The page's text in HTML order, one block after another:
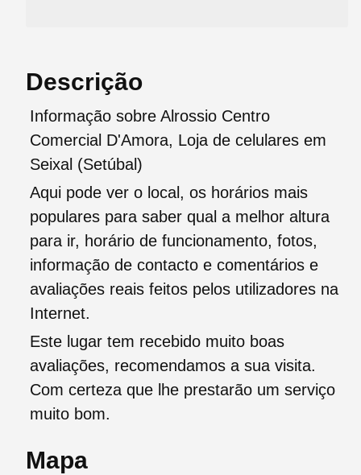
Descrição
Informação sobre Alrossio Centro
Comercial D'Amora, Loja de celulares em
Seixal (Setúbal)
Aqui pode ver o local, os horários mais
populares para saber qual a melhor altura
para ir, horário de funcionamento, fotos,
informação de contacto e comentários e
avaliações reais feitos pelos utilizadores na
Internet.
Este lugar tem recebido muito boas
avaliações, recomendamos a sua visita.
Com certeza que lhe prestarão um serviço
muito bom.
Mapa